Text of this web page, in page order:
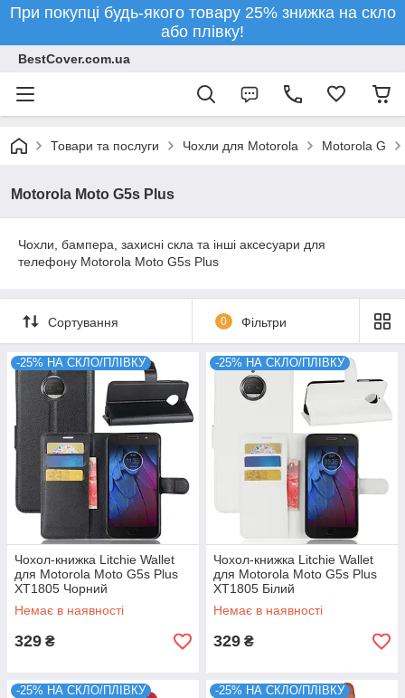
При покупці будь-якого товару 25% знижка на скло
або плівку!
BestCover.com.ua
Товари та послуги Чохли для Motorola Motorola G
Motorola Moto G5s Plus
Чохли, бампера, захисні скла та інші аксесуари для
телефону Motorola Moto G5s Plus
Сортування 0 Фільтри
-25% НА СКЛО/ПЛІВКУ
Чохол-книжка Litchie Wallet
для Motorola Moto G5s Plus
XT1805 Чорний
Немає в наявності
329 ₴
-25% НА СКЛО/ПЛІВКУ
Чохол-книжка Litchie Wallet
для Motorola Moto G5s Plus
XT1805 Білий
Немає в наявності
329 ₴
-25% НА СКЛО/ПЛІВКУ -25% НА СКЛО/ПЛІВКУ